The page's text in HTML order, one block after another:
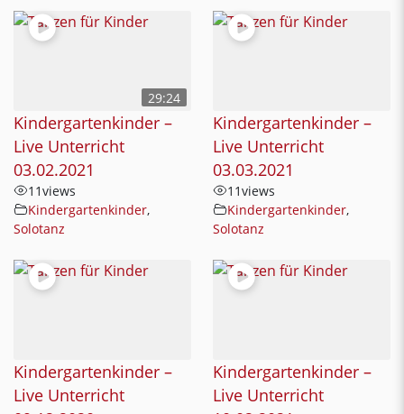
29:24
Kindergartenkinder –
Live Unterricht
03.02.2021
11views
Kindergartenkinder,
Solotanz
Kindergartenkinder –
Live Unterricht
03.03.2021
11views
Kindergartenkinder,
Solotanz
Kindergartenkinder –
Live Unterricht
Kindergartenkinder –
Live Unterricht